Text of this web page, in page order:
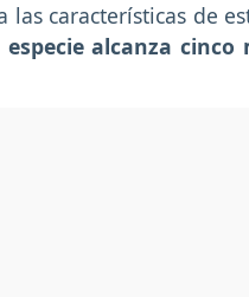
las características de
especie alcanza